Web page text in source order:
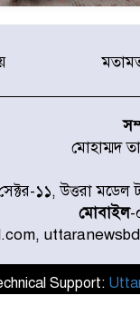
মোহাম্মদ
১১, উত্তরা মডেল
মোবাইল-
Support: